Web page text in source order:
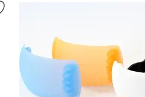
SDXC SC10 som favorit
Markera pop-Up Flash